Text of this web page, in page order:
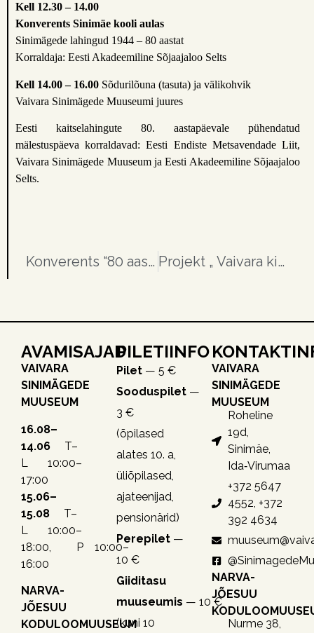
Kell 12.30 – 14.00
Konverents Sinimäe kooli aulas
Sinimägede lahingud 1944 – 80 aastat
Korraldaja: Eesti Akadeemiline Sõjaajaloo Selts
Kell 14.00 – 16.00 Sõdurilõuna (tasuta) ja välikohvik
Vaivara Sinimägede Muuseumi juures
Eesti kaitselahingute 80. aastapäevale pühendatud
mälestuspäeva korraldavad: Eesti Endiste Metsavendade Liit,
Vaivara Sinimägede Muuseum ja Eesti Akadeemiline Sõjaajaloo
Selts.
Konverents “80 aastat Sinimägede lahingutest” Projekt „ Vaivara kihelkonna kultuuri- ja keelepärandi tutvustamine”
AVAMISAJAD
VAIVARA
SINIMÄGEDE
MUUSEUM
16.08–
14.06 T–
L 10:00–
17:00
15.06–
15.08 T–
L 10:00–
18:00, P 10:00–
16:00
NARVA-
JÕESUU
KODULOOMUUSEUM
PILETIINFO
Pilet — 5 €
Sooduspilet —
3 €
(õpilased
alates 10. a,
üliõpilased,
ajateenijad,
pensionärid)
Perepilet —
10 €
Giiditasu
muuseumis — 10 €
(kuni 10
VAIVARA
SINIMÄGEDE
MUUSEUM
Roheline
19d,
Sinimäe,
Ida‑Virumaa
+372 5647
4552, +372
392 4634
NARVA-
JÕESUU
Nurme 38,